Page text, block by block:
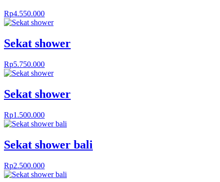
Rp4.550.000
Sekat shower
Rp5.750.000
Sekat shower
Rp1.500.000
Sekat shower bali
Rp2.500.000